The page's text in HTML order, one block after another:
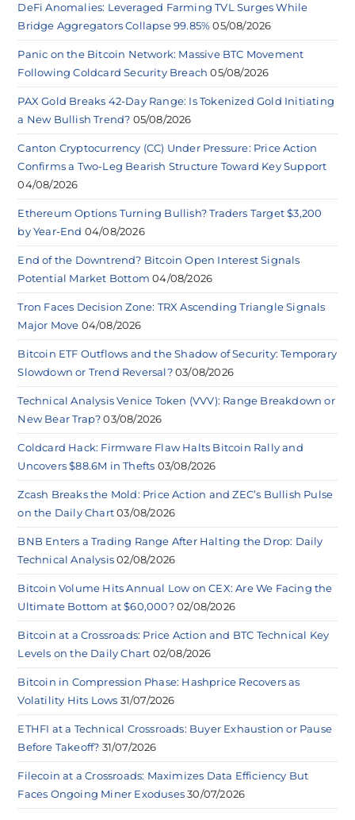
DeFi Anomalies: Leveraged Farming TVL Surges While
Bridge Aggregators Collapse 99.85% 05/08/2026
Panic on the Bitcoin Network: Massive BTC Movement
Following Coldcard Security Breach 05/08/2026
PAX Gold Breaks 42-Day Range: Is Tokenized Gold Initiating
a New Bullish Trend? 05/08/2026
Canton Cryptocurrency (CC) Under Pressure: Price Action
Confirms a Two-Leg Bearish Structure Toward Key Support
04/08/2026
Ethereum Options Turning Bullish? Traders Target $3,200
by Year-End 04/08/2026
End of the Downtrend? Bitcoin Open Interest Signals
Potential Market Bottom 04/08/2026
Tron Faces Decision Zone: TRX Ascending Triangle Signals
Major Move 04/08/2026
Bitcoin ETF Outflows and the Shadow of Security: Temporary
Slowdown or Trend Reversal? 03/08/2026
Technical Analysis Venice Token (VVV): Range Breakdown or
New Bear Trap? 03/08/2026
Coldcard Hack: Firmware Flaw Halts Bitcoin Rally and
Uncovers $88.6M in Thefts 03/08/2026
Zcash Breaks the Mold: Price Action and ZEC’s Bullish Pulse
on the Daily Chart 03/08/2026
BNB Enters a Trading Range After Halting the Drop: Daily
Technical Analysis 02/08/2026
Bitcoin Volume Hits Annual Low on CEX: Are We Facing the
Ultimate Bottom at $60,000? 02/08/2026
Bitcoin at a Crossroads: Price Action and BTC Technical Key
Levels on the Daily Chart 02/08/2026
Bitcoin in Compression Phase: Hashprice Recovers as
Volatility Hits Lows 31/07/2026
ETHFI at a Technical Crossroads: Buyer Exhaustion or Pause
Before Takeoff? 31/07/2026
Filecoin at a Crossroads: Maximizes Data Efficiency But
Faces Ongoing Miner Exoduses 30/07/2026